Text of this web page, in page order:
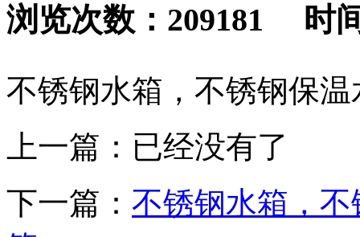
浏览次数：209181 时
不锈钢水箱，不锈钢保
上一篇：已经没有了
下一篇： 不锈钢水箱，